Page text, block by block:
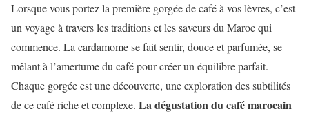
Lorsque vous portez la première gorgée de café à vos lèvres, c’est
un voyage à travers les traditions et les saveurs du Maroc qui
commence. La cardamome se fait sentir, douce et parfumée, se
mêlant à l’amertume du café pour créer un équilibre parfait.
Chaque gorgée est une découverte, une exploration des subtilités
de ce café riche et complexe. La dégustation du café marocain